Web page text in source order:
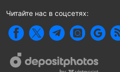
Читайте нас в соцсетях: